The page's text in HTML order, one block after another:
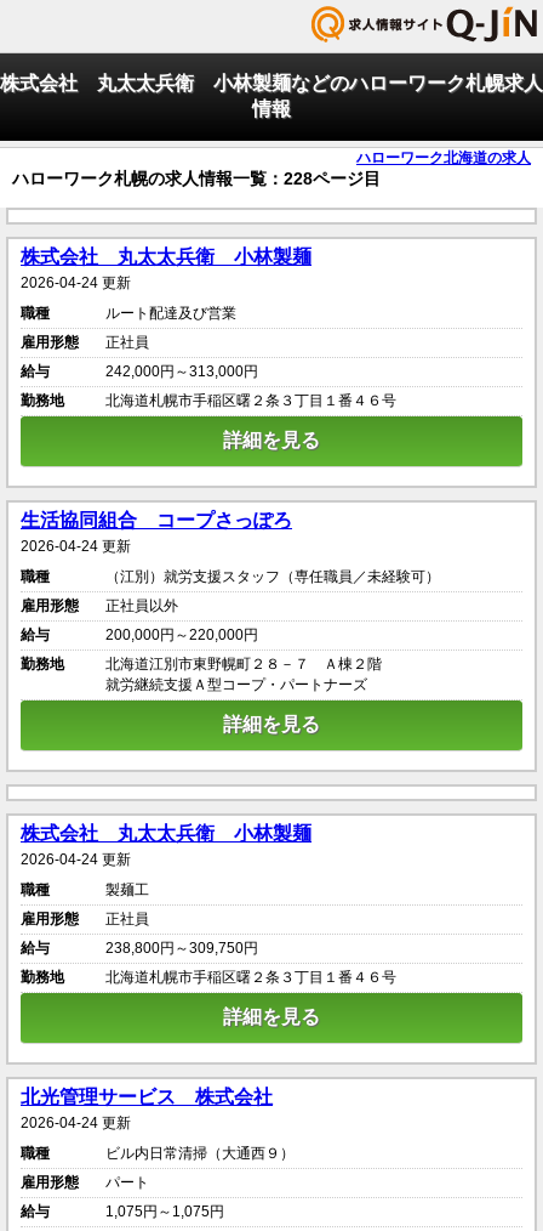
株式会社 丸太太兵衛 小林製麺などのハローワーク札幌求人
情報
ハローワーク北海道の求人
ハローワーク札幌の求人情報一覧：228ページ目
株式会社 丸太太兵衛 小林製麺
2026-04-24 更新
職種
ルート配達及び営業
雇用形態
正社員
給与
242,000円～313,000円
勤務地
北海道札幌市手稲区曙２条３丁目１番４６号
詳細を見る
生活協同組合 コープさっぽろ
2026-04-24 更新
職種
（江別）就労支援スタッフ（専任職員／未経験可）
雇用形態
正社員以外
給与
200,000円～220,000円
勤務地
北海道江別市東野幌町２８－７ Ａ棟２階
就労継続支援Ａ型コープ・パートナーズ
詳細を見る
株式会社 丸太太兵衛 小林製麺
2026-04-24 更新
職種
製麺工
雇用形態
正社員
給与
238,800円～309,750円
勤務地
北海道札幌市手稲区曙２条３丁目１番４６号
詳細を見る
北光管理サービス 株式会社
2026-04-24 更新
職種
ビル内日常清掃（大通西９）
雇用形態
パート
給与
1,075円～1,075円